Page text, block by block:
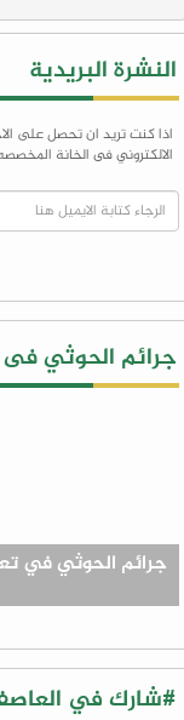
النشرة البريدية
اذا كنت تريد ان تحصل على
الالكتروني فى الخانة
جرائم الحوثي
جرائم الحوثي في
#شارك في